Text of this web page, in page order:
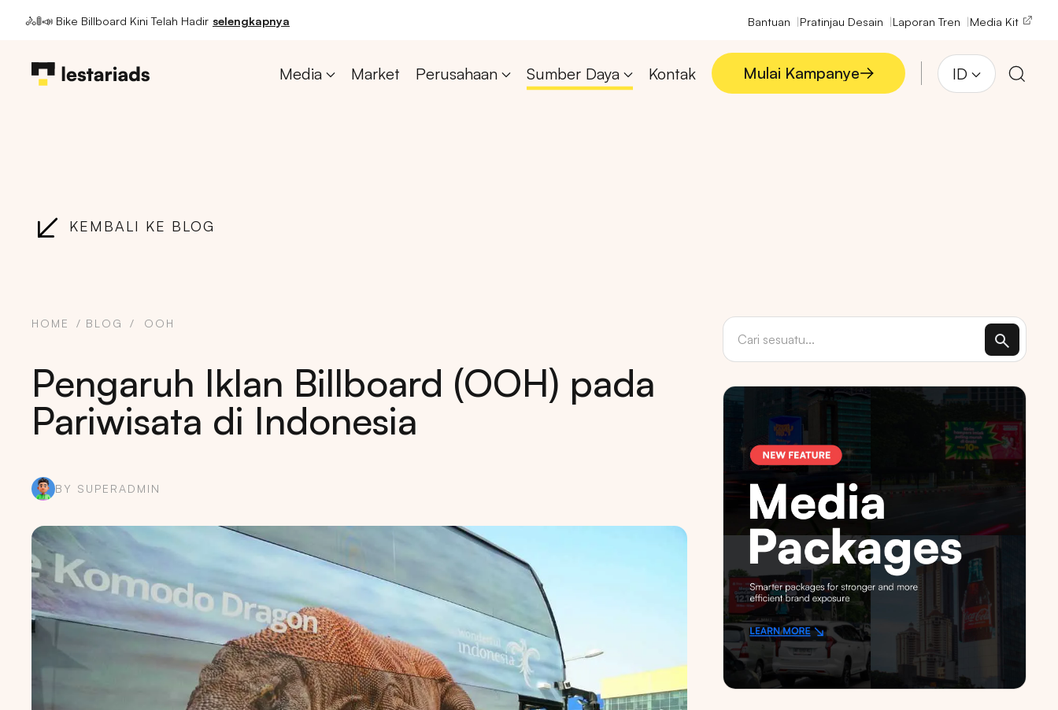
🚴🚦📣 Bike Billboard Kini Telah Hadir selengkapnya Bantuan Pratinjau Desain Laporan Tren Media Kit
Media Market Perusahaan Sumber Daya Kontak
Mulai Kampanye
Mulai Kampanye
ID
KEMBALI KE BLOG
HOME BLOG OOH
Pengaruh Iklan Billboard (OOH) pada
Pariwisata di Indonesia
BY SUPERADMIN